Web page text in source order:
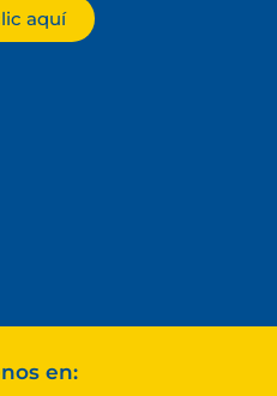
aquí
en: